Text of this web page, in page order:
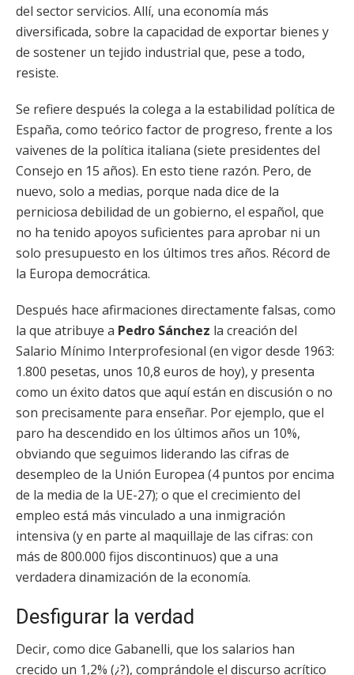
del sector servicios. Allí, una economía más
diversificada, sobre la capacidad de exportar bienes y
de sostener un tejido industrial que, pese a todo,
resiste.
Se refiere después la colega a la estabilidad política de
España, como teórico factor de progreso, frente a los
vaivenes de la política italiana (siete presidentes del
Consejo en 15 años). En esto tiene razón. Pero, de
nuevo, solo a medias, porque nada dice de la
perniciosa debilidad de un gobierno, el español, que
no ha tenido apoyos suficientes para aprobar ni un
solo presupuesto en los últimos tres años. Récord de
la Europa democrática.
Después hace afirmaciones directamente falsas, como
la que atribuye a Pedro Sánchez la creación del
Salario Mínimo Interprofesional (en vigor desde 1963:
1.800 pesetas, unos 10,8 euros de hoy), y presenta
como un éxito datos que aquí están en discusión o no
son precisamente para enseñar. Por ejemplo, que el
paro ha descendido en los últimos años un 10%,
obviando que seguimos liderando las cifras de
desempleo de la Unión Europea (4 puntos por encima
de la media de la UE-27); o que el crecimiento del
empleo está más vinculado a una inmigración
intensiva (y en parte al maquillaje de las cifras: con
más de 800.000 fijos discontinuos) que a una
verdadera dinamización de la economía.
Desfigurar la verdad
Decir, como dice Gabanelli, que los salarios han
crecido un 1,2% (¿?), comprándole el discurso acrítico